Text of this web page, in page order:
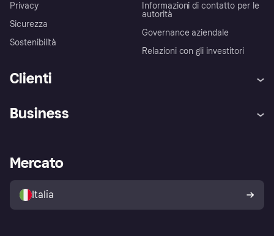
Privacy
Sicurezza
Sostenibilità
Informazioni di contatto per le
autorità
Governance aziendale
Relazioni con gli investitori
Clienti
Assistenza
Esplora i negozi
Politica di protezione
dell'acquirente Klarna
Business
Accesso aziende
Mercato
Italia